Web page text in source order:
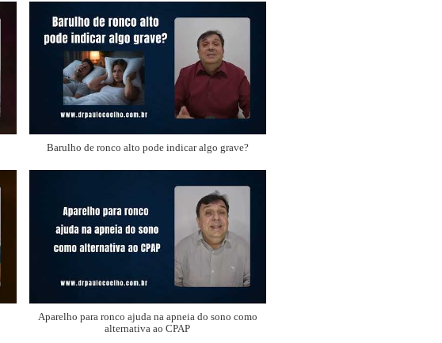
Barulho de ronco alto pode indicar algo grave?
Aparelho para ronco ajuda na apneia do sono como
alternativa ao CPAP